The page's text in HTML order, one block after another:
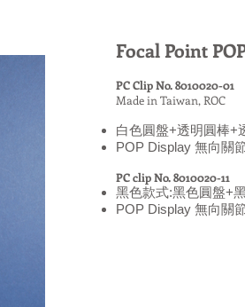
Focal Point
PC Clip No. 8010020-01
Made in Taiwan, ROC
白色圓盤+透明圓棒+
POP Display 無向關
PC clip No. 8010020-11
黑色款式:黑色圓盤+
POP Display 無向關